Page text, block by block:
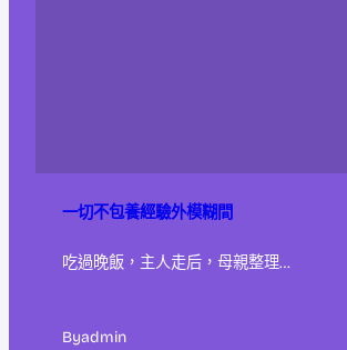
一切不包養經驗外模糊間
吃過晚飯，主人走后，母親整理…
Byadmin